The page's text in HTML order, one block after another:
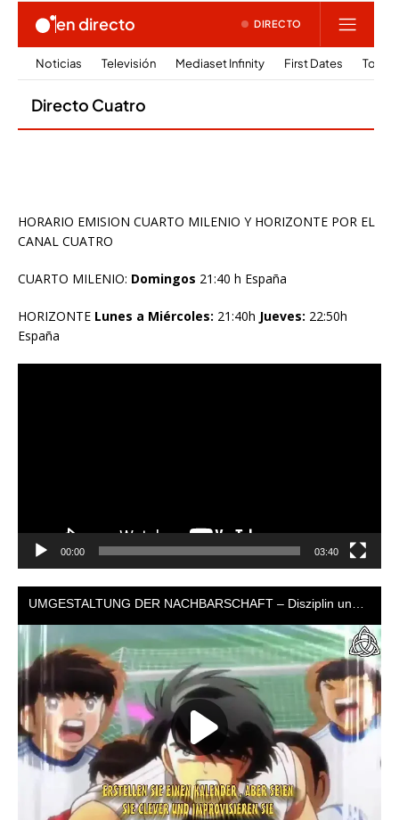
HORARIO EMISION CUARTO MILENIO Y HORIZONTE POR EL
CANAL CUATRO
CUARTO MILENIO: Domingos 21:40 h España
HORIZONTE Lunes a Miércoles: 21:40h Jueves: 22:50h
España
00:00 03:40